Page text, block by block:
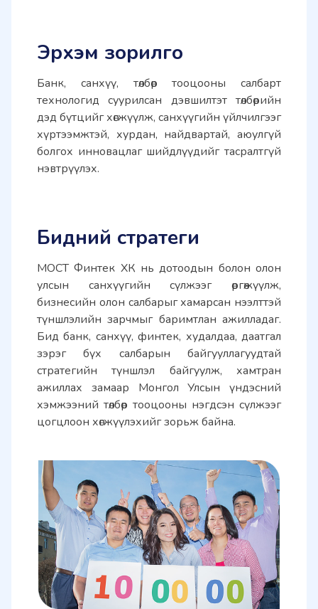
Эрхэм зорилго
Банк, санхүү, төлбөр тооцооны салбарт
технологид суурилсан дэвшилтэт төлбөрийн
дэд бүтцийг хөгжүүлж, санхүүгийн үйлчилгээг
хүртээмжтэй, хурдан, найдвартай, аюулгүй
болгох инновацлаг шийдлүүдийг тасралтгүй
нэвтрүүлэх.
Бидний стратеги
МОСТ Финтек ХК нь дотоодын болон олон
улсын санхүүгийн сүлжээг өргөжүүлж,
бизнесийн олон салбарыг хамарсан нээлттэй
түншлэлийн зарчмыг баримтлан ажилладаг.
Бид банк, санхүү, финтек, худалдаа, даатгал
зэрэг бүх салбарын байгууллагуудтай
стратегийн түншлэл байгуулж, хамтран
ажиллах замаар Монгол Улсын үндэсний
хэмжээний төлбөр тооцооны нэгдсэн сүлжээг
цогцлоон хөгжүүлэхийг зорьж байна.